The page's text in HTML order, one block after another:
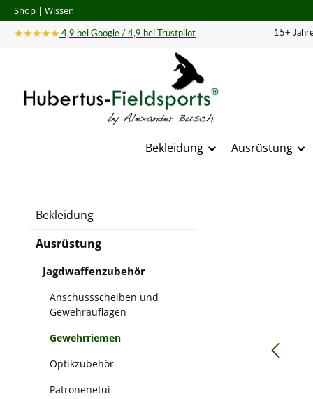
Hauptinhalt springen
Zur Suche springen
Zur Hauptnavigation springen
Shop | Wissen
★★★★★ 4,9 bei Google / 4,9 bei Trustpilot 15+
Bekleidung Ausrüstung
Bekleidung
Ausrüstung
Jagdwaffenzubehör
Anschussscheiben und
Gewehrauflagen
Gewehrriemen
Optikzubehör
Patronenetui